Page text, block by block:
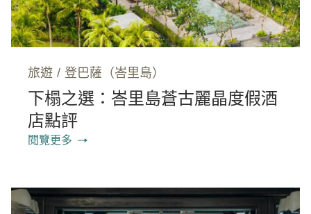
旅遊 / 登巴薩（峇里島）
下榻之選：峇里島蒼古麗晶度假酒
店點評
閱覽更多